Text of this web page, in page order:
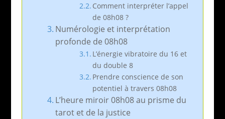
Comment interpréter l’appel
de 08h08 ?
Numérologie et interprétation
profonde de 08h08
L’énergie vibratoire du 16 et
du double 8
Prendre conscience de son
potentiel à travers 08h08
L’heure miroir 08h08 au prisme du
tarot et de la justice